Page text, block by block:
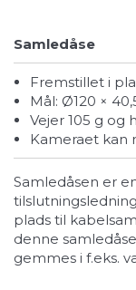
Samledåse
fremstillet i
mål: Ø120 ×
vejer 105 g
kameraet
Samledåsen er
plads til
denne
gemmes i f.eks.